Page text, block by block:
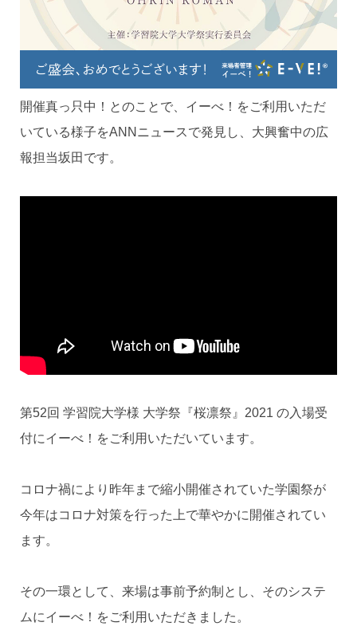
開催真っ只中！とのことで、イーべ！をご利用いただ
いている様子をANNニュースで発見し、大興奮中の広
報担当坂田です。
第52回 学習院大学様 大学祭『桜凛祭』2021 の入場受
付にイーべ！をご利用いただいています。
コロナ禍により昨年まで縮小開催されていた学園祭が
今年はコロナ対策を行った上で華やかに開催されてい
ます。
その一環として、来場は事前予約制とし、そのシステ
ムにイーべ！をご利用いただきました。